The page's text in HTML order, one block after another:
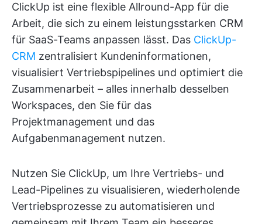
ClickUp ist eine flexible Allround-App für die
Arbeit, die sich zu einem leistungsstarken CRM
für SaaS-Teams anpassen lässt. Das ClickUp-
CRM zentralisiert Kundeninformationen,
visualisiert Vertriebspipelines und optimiert die
Zusammenarbeit – alles innerhalb desselben
Workspaces, den Sie für das
Projektmanagement und das
Aufgabenmanagement nutzen.
Nutzen Sie ClickUp, um Ihre Vertriebs- und
Lead-Pipelines zu visualisieren, wiederholende
Vertriebsprozesse zu automatisieren und